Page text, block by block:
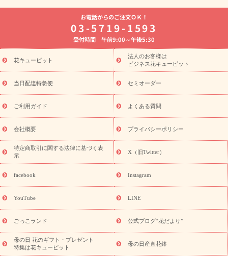
よく贈られる花
お祝いの花特集
誕生日フラワーギフト特集
8月の誕生花(トルコキキョウ)
開店・開業祝い
お供え・お悔やみ お供え・お悔やみの花
通夜・葬儀に贈る花 胡蝶蘭・花鉢
ーブドフラワー
季節のイベント
ひまわり ギフト・プレゼント
特集
お盆 花（新盆・初盆） 季節のイベント
お盆 花（新
盆・初盆）
お盆 花（新盆・初盆）
お盆・お供え 花とセットギ
フト
お盆・お供え プリザーブドフラワー
ひまわり ギフト・プ
レゼント特集
夏の花贈り・お中元・暑中見舞い 花のギフト特集
敬老の日におくる花ギフト・プレゼント特集
花ギフト・プレゼント特集
敬老の日 花のおすすめランキング
敬
老の日 花鉢植えのギフト・プレゼント特集
敬老の日 花とセットギ
フト・プレゼント特集
敬老の日の花 全てのギフト一覧
キャン
ペーン
映画『ウォーターガーディアンズ』コラボキャンペーン
「きょう誕生日なんです」キャンペーン
誕生日の花を探す
誕生日フラワーギフト 誕生日フラワーギフト特集
(トルコキキョウ)
9月の誕生花(リンドウ)
ら探す
お祝いの花特集 当日配達特急便 お祝い商品一覧
念日
結婚祝い 出産祝い 退院祝い・快気祝い
寿祝い
プチギフト ペットのお祝いフラワー
お電話からのご注文ＯＫ！
03-5719-1593
受付時間 午前9:00～午後5:30
花キューピット
法人のお客様は
ビジネス花キューピット
当日配達特急便 セミオーダー
ご利用ガイド よくある質問
会社概要 プライバシーポリシー
特定商取引に関する法律に基づく表
示
X（旧Twitter）
facebook Instagram
YouTube LINE
ごっこランド 公式ブログ“花だより”
母の日 花のギフト・プレゼント
特集は花キューピット
母の日産直花鉢